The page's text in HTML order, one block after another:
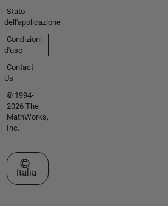
Stato
dell'applicazione
Condizioni
d'uso
Contact
Us
© 1994-
2026 The
MathWorks,
Inc.
Seleziona un sito web
Italia